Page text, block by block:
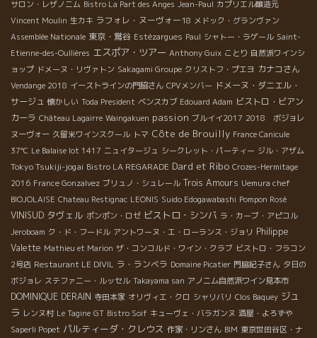
サロン・レザノニム Bistro La Part des Anges Jean-Paul カプリエル醸造元
Vincent Moulin 生カキ ラフォレ・ヌーヴォー18 メドック・グランヴァン
Assemblée Nationale 東京・鴬谷 Estézargues Paul シャトー・ラゲール Saint-
Etienne-des-Oullières エスポア・ツアー Anthony Guix ことり 自然派ワインシ
ョップ ドメーヌ・リヴァトン Sakagami Groupe クリストフ・プエヨ カナコさん
Vendange 2018 イーストラインの門脇さん CPVメンバー ドメーヌ・ダニエル・
サージュ 懐かしい Toda President ベンスカブ Edouard Adam ビストロ・ビアン
カーラ Château Lagairre Waingakuen passion ブルイイ2017 2018 ボジョレ
ヌーヴォー 久留米ワインスクール トマ Côte de Brouilly France Canicule
37℃ Le Balaise lot 1417 ニュイタージュ シークレット・パーティー ジル・アザム
Tokyo Tsukiji-jogai Bistro LA REGARADE Dard et Ribo Crozes-Hermitage
2016 France Gonzalvez ブリュノ・シュレール Trois Amours Uemura chef
BIOJOLAISE Chateau Restignac LEONIS Suido Edogawabashi Pompon Rosé
VINISUD タヴェル ポンポン・ロゼ ビストロ・シンバ ラ・カーブ・アピコル
Jeroboam ク・ド・フードル アントワーヌ・エ・ローランス・ジョリ Philippe
Valette Mathieu et Marion ザ・コンコルド・ワイン・クラブ ビストロ・フラコン
2号店 Restaurant LE DIVIL ラ・ランベラ Domaine Picatier 門脇紀子さん 夕日の
ボジョレ ステファニー・ルッセル Takayama san アノニム自然派ワイン見本市
DOMINIQUE DERAIN 寺田本家 オリヴィエ・クロ シャリバリ Clos Baquey ジュ
ラ レンヌ村 Le Tagine GT Bistro Soif キューヴェ・バラガンヌ 酒屋・よろずや
Saperli Popet パルティーダ・クレウス 作家・リンさん BIM 東京世田谷区・ナ